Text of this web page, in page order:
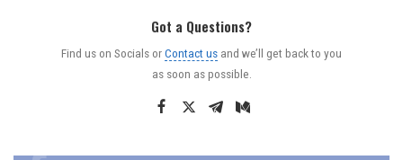
Got a Questions?
Find us on Socials orContact us and we’ll get back to you
as soon as possible.